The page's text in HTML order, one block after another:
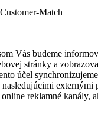
Match
Vás budeme
stránky a
účel
nasledujúcimi externými
reklamné kanály,